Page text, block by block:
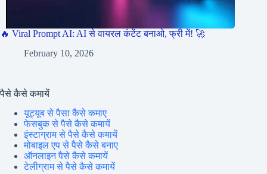
🔥 Viral Prompt AI: AI से वायरल कंटेंट बनाओ, फ्री में! 🚀
February 10, 2026
पैसे कैसे कमायें
यूट्यूब से पैसा कैसे कमाए
फेसबुक से पैसे कैसे कमायें
इंस्टाग्राम से पैसे कैसे कमायें
मोबाइल एप से पैसे कैसे बनाए
ऑनलाइन पैसे कैसे कमायें
टेलीग्राम से पैसे कैसे कमायें